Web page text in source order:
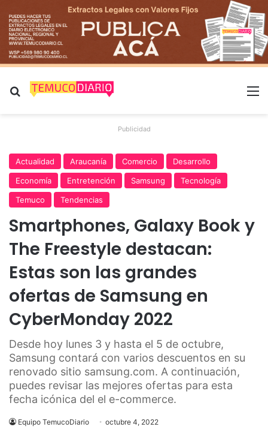
Buscar por
Publicidad
Actualidad Araucanía Comercio
Desarrollo
Economía
Entretención Samsung
Tecnología
Temuco
Tendencias
Smartphones, Galaxy Book y
The Freestyle destacan:
Estas son las grandes
ofertas de Samsung en
CyberMonday 2022
Desde hoy lunes 3 y hasta el 5 de octubre,
Samsung contará con varios descuentos en su
renovado sitio samsung.com. A continuación,
puedes revisar las mejores ofertas para esta
fecha icónica del el e-commerce.
Equipo TemucoDiario octubre 4, 2022